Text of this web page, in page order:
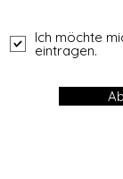
Ich möchte
eintragen.